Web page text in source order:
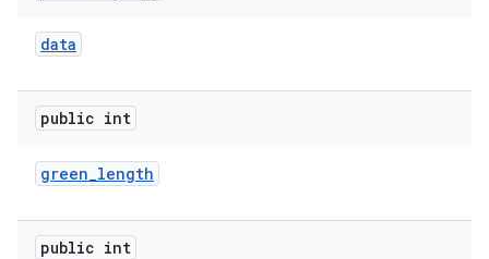
data
public int
green_length
public int